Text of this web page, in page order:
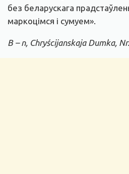
без беларускага
маркоцімся і сумуем».
B – n, Chryścijanskaja Dumka,